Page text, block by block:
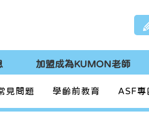
加盟成為KUMON老師
見問題 學齡前教育 ASF專